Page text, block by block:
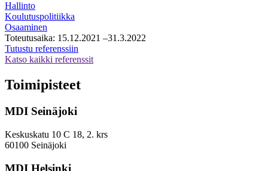
Hallinto
Koulutuspolitiikka
Osaaminen
Toteutusaika: 15.12.2021 –31.3.2022
Tutustu referenssiin
toiminnan
ja
arviointityö
Katso kaikki referenssit
Toimipisteet
MDI Seinäjoki
Keskuskatu 10 C 18, 2. krs
60100 Seinäjoki
MDI Helsinki